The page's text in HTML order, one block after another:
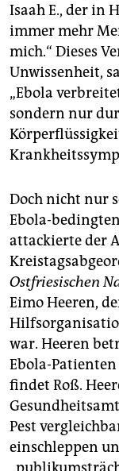
Isaah E., der in
immer mehr
mich.“ Dieses
Unwissenheit,
„Ebola
sondern nur
Doch nicht nur
Ebola-
attackierte der
Ostfriesischen
Eimo Heeren,
war. Heeren
Ebola-
findet Roß.
Pest
einschleppen